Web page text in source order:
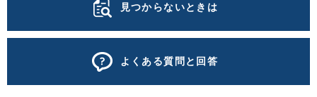
見つからないときは
よくある質問と回答